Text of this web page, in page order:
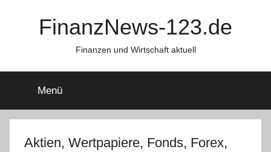
FinanzNews-123.de
Finanzen und Wirtschaft aktuell
Menü
Aktien, Wertpapiere, Fonds, Forex,